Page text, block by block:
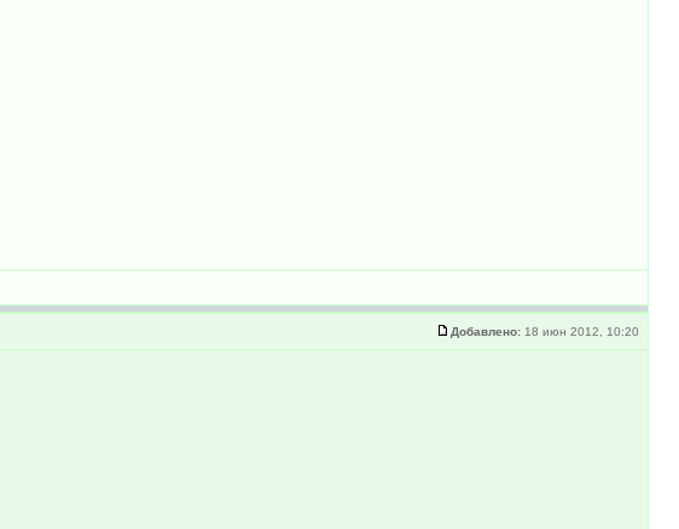
Добавлено: 18 июн 2012, 10:20